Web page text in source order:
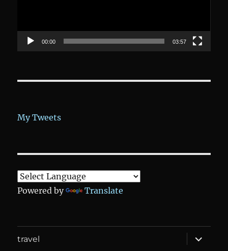
00:00 03:57
My Tweets
Powered by Translate
travel
expand
child